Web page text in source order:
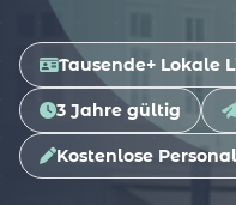
Tausende+ Lokale
3 Jahre gültig
Kostenlose